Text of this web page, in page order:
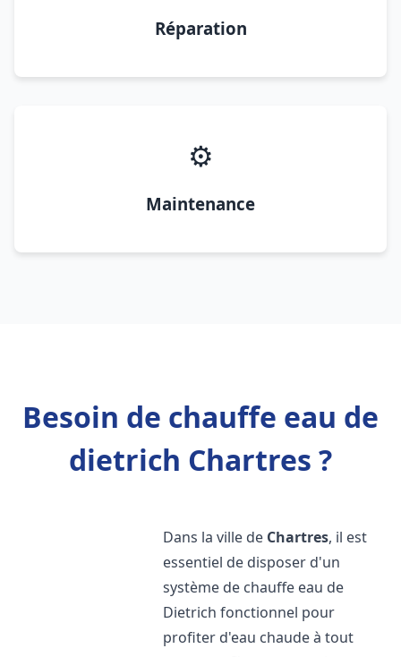
Réparation
⚙️
Maintenance
Besoin de chauffe eau de
dietrich Chartres ?
Dans la ville de Chartres, il est
essentiel de disposer d'un
système de chauffe eau de
Dietrich fonctionnel pour
profiter d'eau chaude à tout